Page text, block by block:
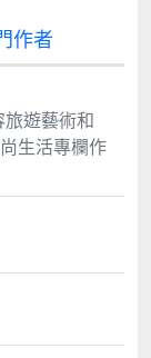
作者
遊藝術和
生活專欄作